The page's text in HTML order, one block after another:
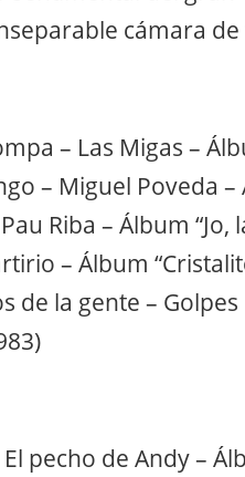
cámara
– Las Migas –
– Miguel Poveda –
Riba – Álbum “Jo,
– Álbum
de la gente –
pecho de Andy –